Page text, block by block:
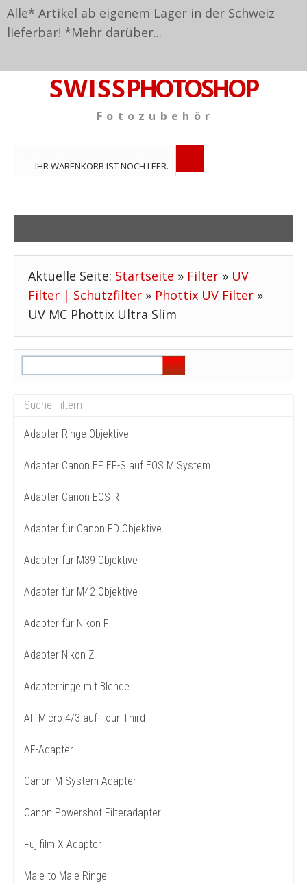
Alle* Artikel ab eigenem Lager in der Schweiz
lieferbar! *Mehr darüber...
S W I S SPHOTOSHOP
F o t o z u b e h ö r
IHR WARENKORB IST NOCH LEER.
Aktuelle Seite: Startseite » Filter » UV
Filter | Schutzfilter » Phottix UV Filter »
UV MC Phottix Ultra Slim
Adapter Ringe Objektive
Adapter Canon EF EF-S auf EOS M System
Adapter Canon EOS R
Adapter für Canon FD Objektive
Adapter für M39 Objektive
Adapter für M42 Objektive
Adapter für Nikon F
Adapter Nikon Z
Adapterringe mit Blende
AF Micro 4/3 auf Four Third
AF-Adapter
Canon M System Adapter
Canon Powershot Filteradapter
Fujifilm X Adapter
Male to Male Ringe